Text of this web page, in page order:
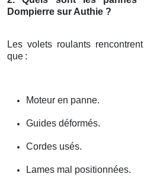
Dompierre sur Authie ?
Les volets roulants
que :
Moteur en panne.
Guides déformés.
Cordes usés.
Lames mal positionnées.